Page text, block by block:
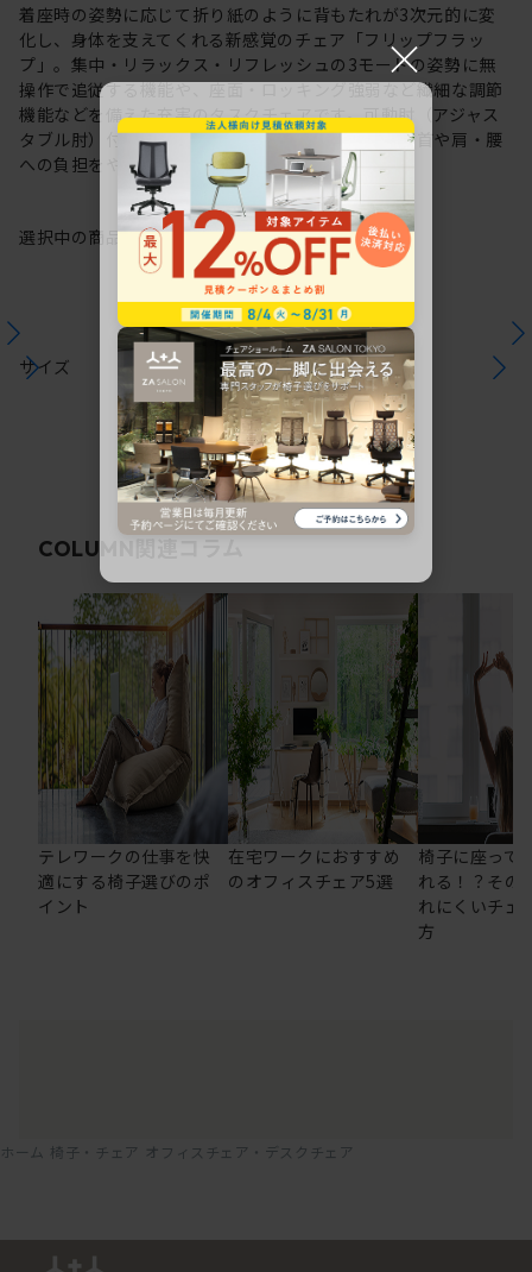
着座時の姿勢に応じて折り紙のように背もたれが3次元的に変
化し、身体を支えてくれる新感覚のチェア「フリップフラッ
プ」。集中・リラックス・リフレッシュの3モードの姿勢に無
操作で追従する機能や、座面・ロッキング強弱など繊細な調節
機能などを備えた充実のタスクチェアです。可動肘（アジャス
タブル肘）付タイプは長時間のパソコン作業による首や肩・腰
への負担をやわらげます。
選択中の商品情報保証注意事項
サイズ
COLUMN 関連コラム
テレワークの仕事を快
適にする椅子選びのポ
イント
在宅ワークにおすすめ
のオフィスチェア5選
椅子に座って
れる！？その
れにくいチェ
方
ホーム 椅子・チェア オフィスチェア・デスクチェア
×